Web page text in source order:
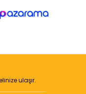
ulaşır.